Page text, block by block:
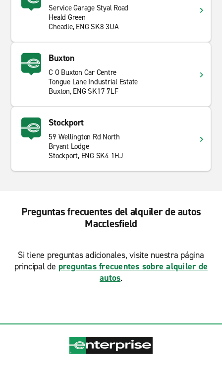
Service Garage Styal Road
Heald Green
Cheadle, ENG SK8 3UA
Buxton
C O Buxton Car Centre
Tongue Lane Industrial Estate
Buxton, ENG SK17 7LF
Stockport
59 Wellington Rd North
Bryant Lodge
Stockport, ENG SK4 1HJ
Preguntas frecuentes del alquiler de autos
Macclesfield
Si tiene preguntas adicionales, visite nuestra página
principal de preguntas frecuentes sobre alquiler de
autos.